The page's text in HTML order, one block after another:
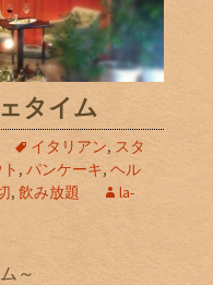
タイム
イタリアン, スタ
, パンケーキ, ヘル
, 飲み放題
la-
～